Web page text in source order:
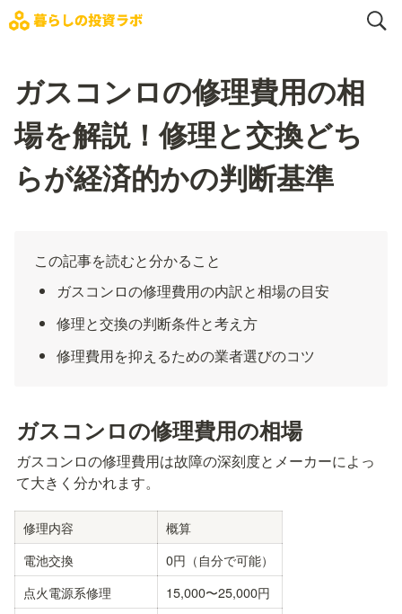
ガスコンロの修理費用の相
場を解説！修理と交換どち
らが経済的かの判断基準
この記事を読むと分かること
ガスコンロの修理費用の内訳と相場の目安
修理と交換の判断条件と考え方
修理費用を抑えるための業者選びのコツ
ガスコンロの修理費用の相場
ガスコンロの修理費用は故障の深刻度とメーカーによっ
て大きく分かれます。
修理内容
概算
電池交換
0円（自分で可能）
点火電源系修理
15,000〜25,000円